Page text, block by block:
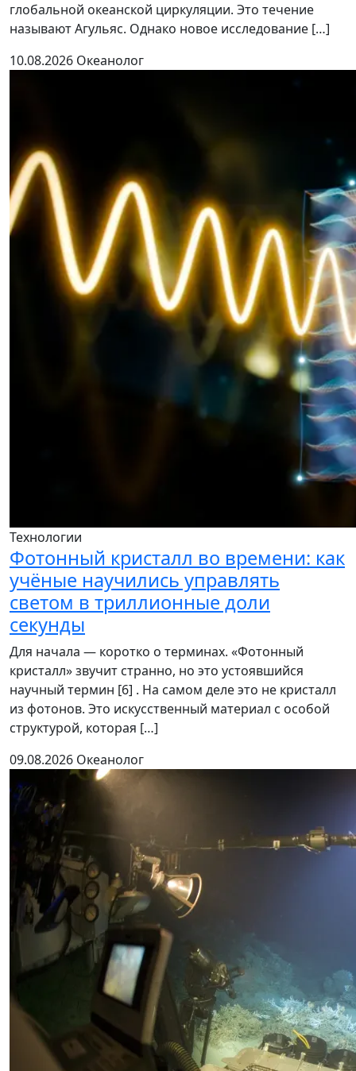
глобальной океанской циркуляции. Это течение
называют Агульяс. Однако новое исследование […]
10.08.2026 Океанолог
Технологии
Фотонный кристалл во времени: как
учёные научились управлять
светом в триллионные доли
секунды
Для начала — коротко о терминах. «Фотонный
кристалл» звучит странно, но это устоявшийся
научный термин [6] . На самом деле это не кристалл
из фотонов. Это искусственный материал с особой
структурой, которая […]
09.08.2026 Океанолог